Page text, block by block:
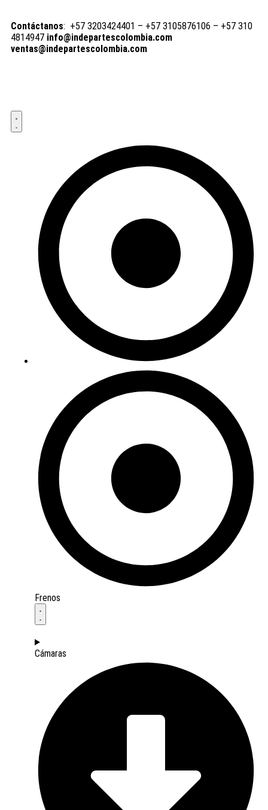
Contáctanos: +57 3203424401 – +57 3105876106 – +57 310
4814947 info@indepartescolombia.com
ventas@indepartescolombia.com
Frenos
Cámaras